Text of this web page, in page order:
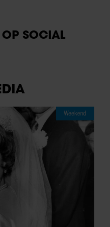
OP SOCIAL
Weekend